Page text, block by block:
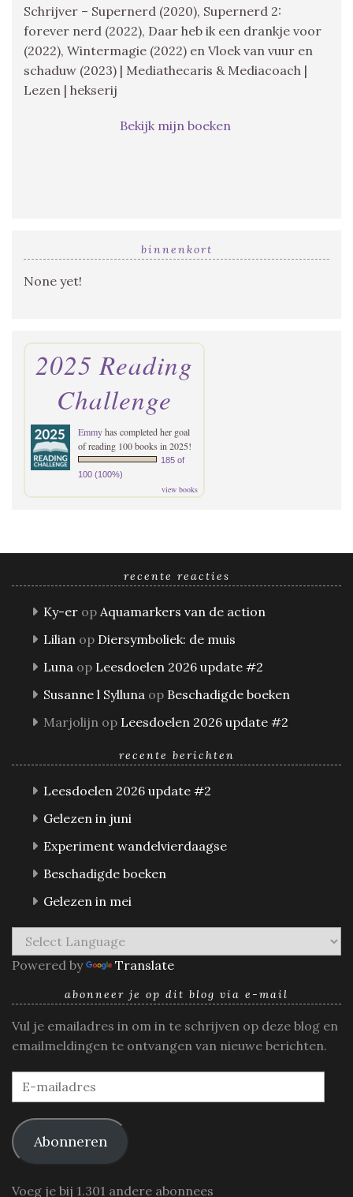
Schrijver – Supernerd (2020), Supernerd 2:
forever nerd (2022), Daar heb ik een drankje voor
(2022), Wintermagie (2022) en Vloek van vuur en
schaduw (2023) | Mediathecaris & Mediacoach |
Lezen | hekserij
Bekijk mijn boeken
binnenkort
None yet!
2025 Reading
Challenge
Emmyhas completed her goal
of reading 100 books in 2025!
185 of
100 (100%)
view books
recente reacties
Ky-er op Aquamarkers van de action
Lilian op Diersymboliek: de muis
Luna op Leesdoelen 2026 update #2
Susanne l Sylluna op Beschadigde boeken
Marjolijn op Leesdoelen 2026 update #2
recente berichten
Leesdoelen 2026 update #2
Gelezen in juni
Experiment wandelvierdaagse
Beschadigde boeken
Gelezen in mei
Powered by Translate
abonneer je op dit blog via e-mail
Vul je emailadres in om in te schrijven op deze blog en
emailmeldingen te ontvangen van nieuwe berichten.
E-
mailadres
Abonneren
Voeg je bij 1.301 andere abonnees